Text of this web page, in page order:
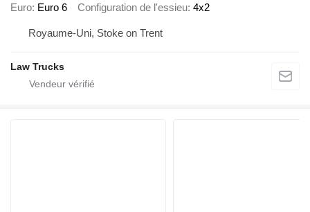
Euro Euro 6 Configuration de l'essieu 4x2
Royaume-Uni, Stoke on Trent
Law Trucks